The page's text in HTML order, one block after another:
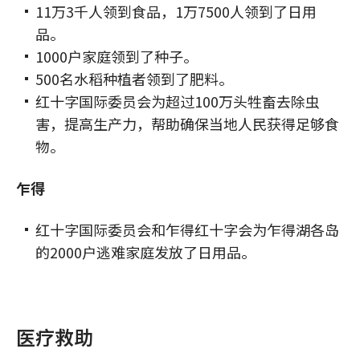
11万3千人领到食品，1万7500人领到了日用
品。
1000户家庭领到了种子。
500名水稻种植者领到了肥料。
红十字国际委员会为超过100万头牲畜去除虫
害，提高生产力，帮助确保当地人民获得足够食
物。
乍得
红十字国际委员会和乍得红十字会为乍得湖各岛
的2000户逃难家庭发放了日用品。
医疗救助